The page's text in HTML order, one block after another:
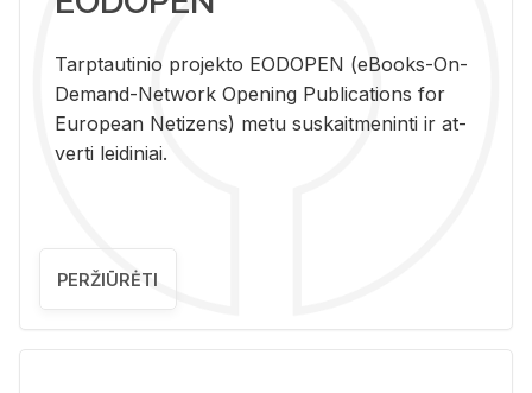
Tarp­tau­ti­nio pro­jek­to EO­DO­PEN (eBo­oks-On-
De­mand-Ne­twork Ope­ning Pub­li­ca­tions for
Eu­ro­pe­an Ne­ti­zens) metu su­skait­me­nin­ti ir at­
ver­ti lei­di­niai.
PERŽIŪRĖTI